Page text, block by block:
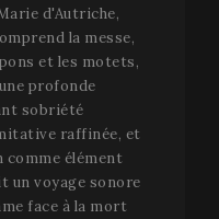
d'Autriche,
la messe,
et les motets,
profonde
sobriété
raffinée, et
élément
voyage sonore
face à la mort